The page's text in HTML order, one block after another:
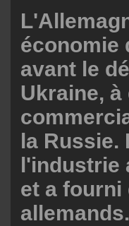
économie
avant le
Ukraine,
la
l'industrie
et a fourni
allemands.